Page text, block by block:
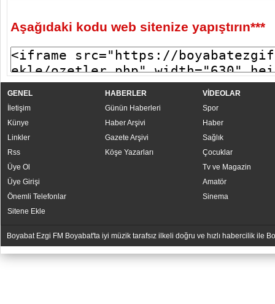
Aşağıdaki kodu web sitenize yapıştırın***
GENEL
İletişim
Künye
Linkler
Rss
Üye Ol
Üye Girişi
Önemli Telefonlar
Sitene Ekle
HABERLER
Günün Haberleri
Haber Arşivi
Gazete Arşivi
Köşe Yazarları
VİDEOLAR
Spor
Haber
Sağlık
Çocuklar
Tv ve Magazin
Amatör
Sinema
Boyabat Ezgi FM Boyabat'ta iyi müzik tarafsız ilkeli doğru ve hızlı habercilik ile